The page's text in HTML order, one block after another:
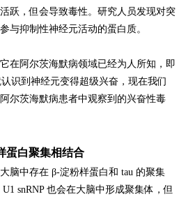
跃，但会导致毒性。研究人员发现对突
与抑制性神经元活动的蛋白质。
在阿尔茨海默病领域已经为人所知，即
识到神经元变得超级兴奋，现在我们
尔茨海默病患者中观察到的兴奋性毒
蛋白聚集相结合
脑中存在 β-淀粉样蛋白和 tau 的聚集
snRNP 也会在大脑中形成聚集体，但